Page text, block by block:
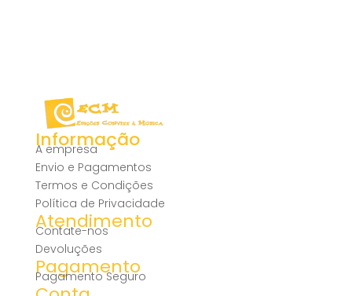
Informação
A empresa
Envio e Pagamentos
Termos e Condições
Política de Privacidade
Atendimento
Contate-nos
Devoluções
Pagamento
Pagamento Seguro